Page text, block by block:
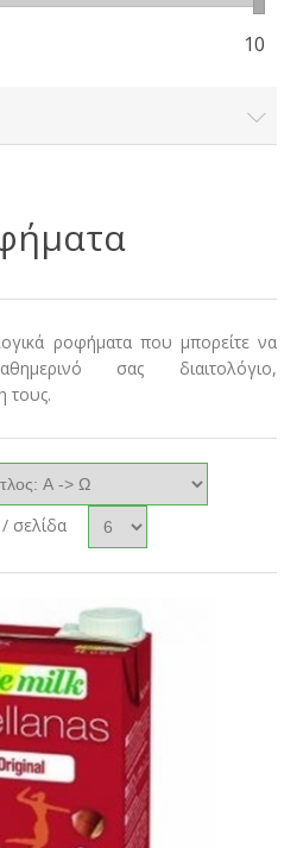
10
ροφήματα που μπορείτε να
σας διαιτολόγιο,
τους.
/ σελίδα